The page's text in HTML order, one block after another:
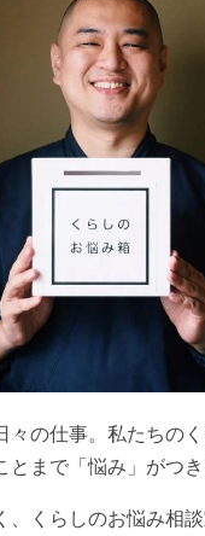
々の仕事。私たちの
とまで「悩み」がつき
、くらしのお悩み相